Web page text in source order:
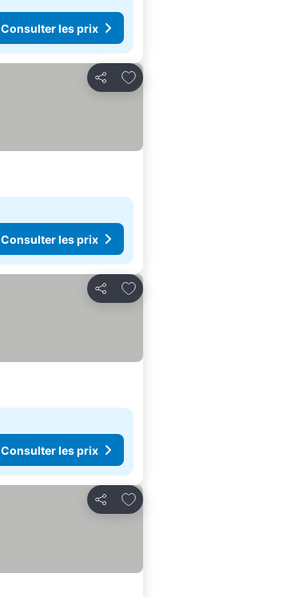
Consulter les prix
Partager
Ajouter à mes favoris
Consulter les prix
Partager
Ajouter à mes favoris
Consulter les prix
Partager
Ajouter à mes favoris